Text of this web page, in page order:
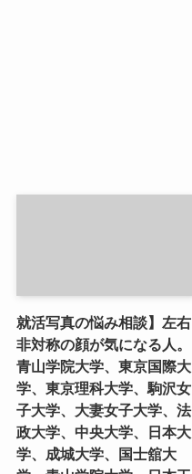
就活写真の悩み相談】左右
非対称の顔が気になる人。
青山学院大学、東京国際大
学、東京理科大学、駒沢女
子大学、大妻女子大学、法
政大学、中央大学、日本大
学、成城大学、国士舘大